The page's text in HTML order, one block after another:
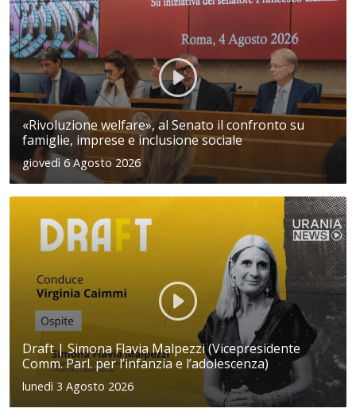
«Rivoluzione welfare», al Senato il confronto su
famiglie, imprese e inclusione sociale
giovedì 6 Agosto 2026
Draft | Simona Flavia Malpezzi (Vicepresidente
Comm. Parl. per l’infanzia e l’adolescenza)
lunedì 3 Agosto 2026